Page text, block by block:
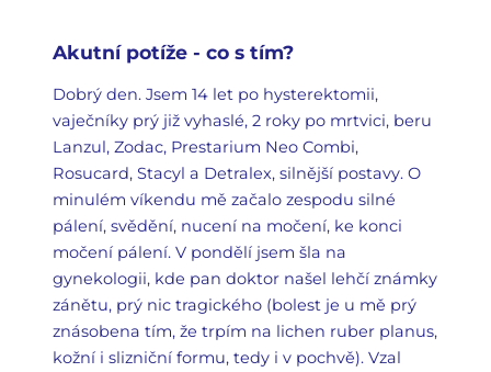
Akutní potíže - co s tím?
Dobrý den. Jsem 14 let po hysterektomii,
vaječníky prý již vyhaslé, 2 roky po mrtvici, beru
Lanzul, Zodac, Prestarium Neo Combi,
Rosucard, Stacyl a Detralex, silnější postavy. O
minulém víkendu mě začalo zespodu silné
pálení, svědění, nucení na močení, ke konci
močení pálení. V pondělí jsem šla na
gynekologii, kde pan doktor našel lehčí známky
zánětu, prý nic tragického (bolest je u mě prý
znásobena tím, že trpím na lichen ruber planus,
kožní i slizniční formu, tedy i v pochvě). Vzal